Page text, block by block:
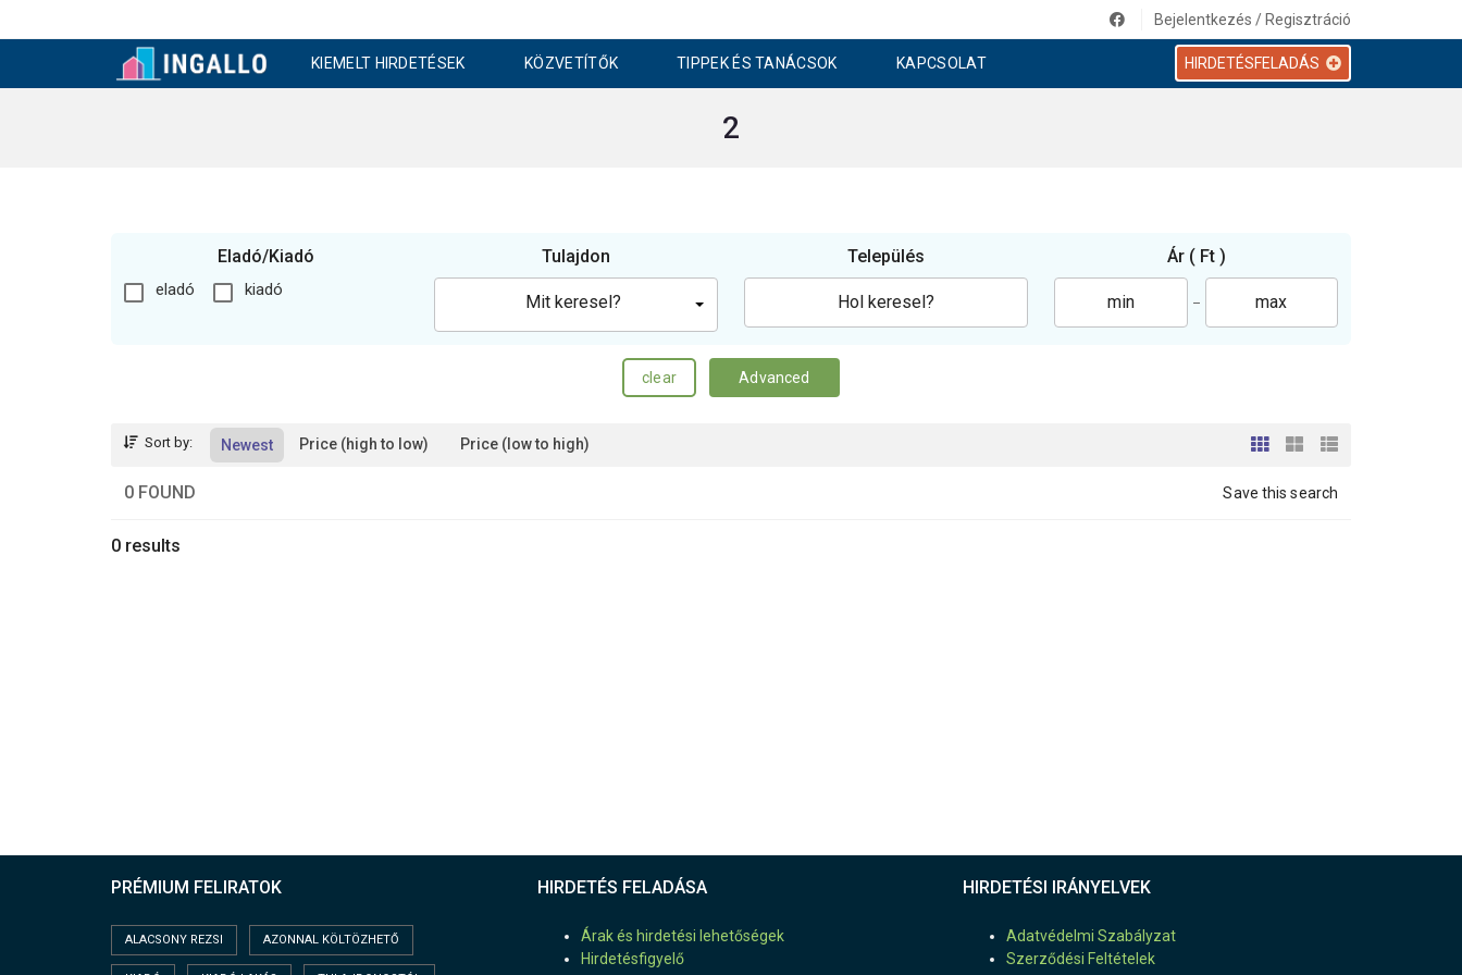
Bejelentkezés / Regisztráció
KIEMELT HIRDETÉSEK KÖZVETÍTŐK TIPPEK ÉS TANÁCSOK KAPCSOLAT HIRDETÉSFELADÁS
2
Eladó/Kiadó
eladó kiadó
Tulajdon
Mit keresel?
Település Ár ( Ft )
clear Advanced
Sort by: Newest Price (high to low) Price (low to high)
Save this search
0 FOUND
0 results
PRÉMIUM FELIRATOK
ALACSONY REZSI AZONNAL KÖLTÖZHETŐ
HIRDETÉS FELADÁSA
Árak és hirdetési lehetőségek
Hirdetésfigyelő
HIRDETÉSI IRÁNYELVEK
Adatvédelmi Szabályzat
Szerződési Feltételek